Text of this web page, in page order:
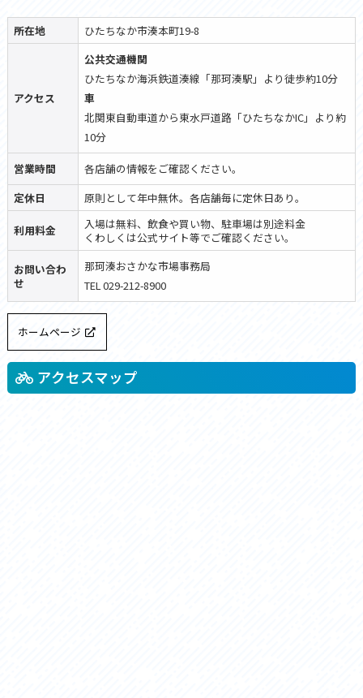
所在地 ひたちなか市湊本町19-8
アクセス
公共交通機関
ひたちなか海浜鉄道湊線「那珂湊駅」より徒歩約10分
車
北関東自動車道から東水戸道路「ひたちなかIC」より約
10分
営業時間
各店舗の情報をご確認ください。
定休日
原則として年中無休。各店舗毎に定休日あり。
利用料金
入場は無料、飲食や買い物、駐車場は別途料金
くわしくは公式サイト等でご確認ください。
お問い合わ
せ
那珂湊おさかな市場事務局
TEL 029-212-8900
ホームページ
アクセスマップ